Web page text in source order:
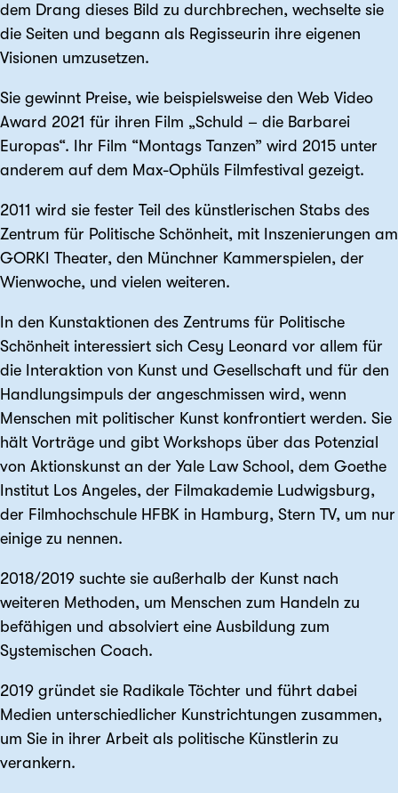
dem Drang dieses Bild zu durchbrechen, wechselte sie
die Seiten und begann als Regisseurin ihre eigenen
Visionen umzusetzen.
Sie gewinnt Preise, wie beispielsweise den Web Video
Award 2021 für ihren Film „Schuld – die Barbarei
Europas“. Ihr Film “Montags Tanzen” wird 2015 unter
anderem auf dem Max-Ophüls Filmfestival gezeigt.
2011 wird sie fester Teil des künstlerischen Stabs des
Zentrum für Politische Schönheit, mit Inszenierungen am
GORKI Theater, den Münchner Kammerspielen, der
Wienwoche, und vielen weiteren.
In den Kunstaktionen des Zentrums für Politische
Schönheit interessiert sich Cesy Leonard vor allem für
die Interaktion von Kunst und Gesellschaft und für den
Handlungsimpuls der angeschmissen wird, wenn
Menschen mit politischer Kunst konfrontiert werden. Sie
hält Vorträge und gibt Workshops über das Potenzial
von Aktionskunst an der Yale Law School, dem Goethe
Institut Los Angeles, der Filmakademie Ludwigsburg,
der Filmhochschule HFBK in Hamburg, Stern TV, um nur
einige zu nennen.
2018/2019 suchte sie außerhalb der Kunst nach
weiteren Methoden, um Menschen zum Handeln zu
befähigen und absolviert eine Ausbildung zum
Systemischen Coach.
2019 gründet sie Radikale Töchter und führt dabei
Medien unterschiedlicher Kunstrichtungen zusammen,
um Sie in ihrer Arbeit als politische Künstlerin zu
verankern.